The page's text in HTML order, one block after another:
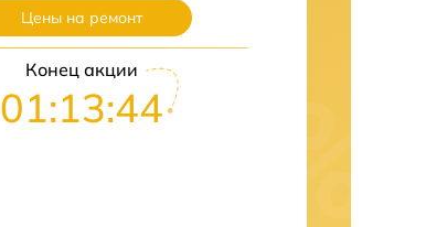
Цены на ремонт
Конец акции
01:13:43